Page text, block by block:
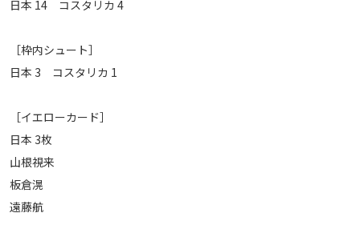
日本 14 コスタリカ 4
［枠内シュート］
日本 3 コスタリカ 1
［イエローカード］
日本 3枚
山根視来
板倉滉
遠藤航